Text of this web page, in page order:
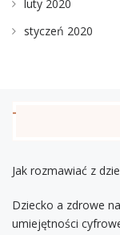
luty 2020
styczeń 2020
Jak rozmawiać z
Dziecko a zdrowe
umiejętności